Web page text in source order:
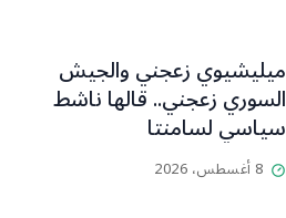
ميليشيوي زعجني والجيش
السوري زعجني.. قالها ناشط
سياسي لسامنتا
8 أغسطس، 2026